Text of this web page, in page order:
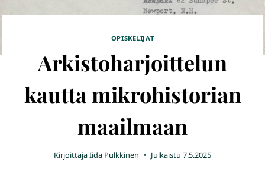
OPISKELIJAT
Arkistoharjoittelun
kautta mikrohistorian
maailmaan
KirjoittajaIida Pulkkinen Julkaistu 7.5.2025